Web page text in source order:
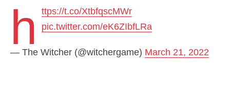
h
ttps://t.co/XtbfqscMWr
pic.twitter.com/eK6ZIbfLRa
— The Witcher (@witchergame) March 21, 2022